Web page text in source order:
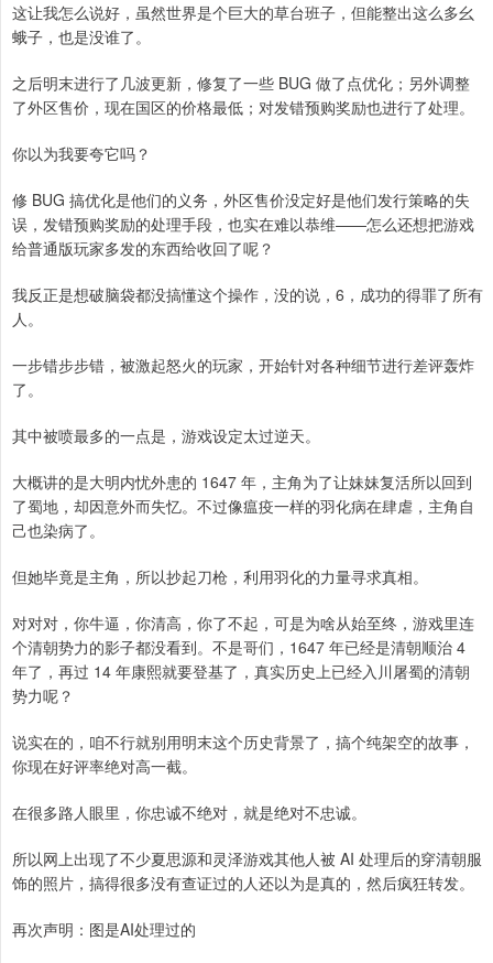
这让我怎么说好，虽然世界是个巨大的草台班子，但能整出这么多幺
蛾子，也是没谁了。
之后明末进行了几波更新，修复了一些 BUG 做了点优化；另外调整
了外区售价，现在国区的价格最低；对发错预购奖励也进行了处理。
你以为我要夸它吗？
修 BUG 搞优化是他们的义务，外区售价没定好是他们发行策略的失
误，发错预购奖励的处理手段，也实在难以恭维——怎么还想把游戏
给普通版玩家多发的东西给收回了呢？
我反正是想破脑袋都没搞懂这个操作，没的说，6，成功的得罪了所有
人。
一步错步步错，被激起怒火的玩家，开始针对各种细节进行差评轰炸
了。
其中被喷最多的一点是，游戏设定太过逆天。
大概讲的是大明内忧外患的 1647 年，主角为了让妹妹复活所以回到
了蜀地，却因意外而失忆。不过像瘟疫一样的羽化病在肆虐，主角自
己也染病了。
但她毕竟是主角，所以抄起刀枪，利用羽化的力量寻求真相。
对对对，你牛逼，你清高，你了不起，可是为啥从始至终，游戏里连
个清朝势力的影子都没看到。不是哥们，1647 年已经是清朝顺治 4
年了，再过 14 年康熙就要登基了，真实历史上已经入川屠蜀的清朝
势力呢？
说实在的，咱不行就别用明末这个历史背景了，搞个纯架空的故事，
你现在好评率绝对高一截。
在很多路人眼里，你忠诚不绝对，就是绝对不忠诚。
所以网上出现了不少夏思源和灵泽游戏其他人被 AI 处理后的穿清朝服
饰的照片，搞得很多没有查证过的人还以为是真的，然后疯狂转发。
再次声明：图是AI处理过的